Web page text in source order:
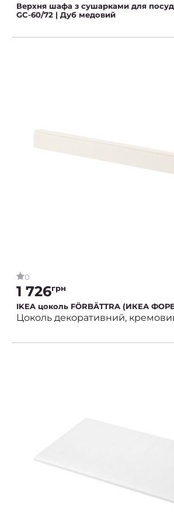
Верхня шафа з сушарками для
GC-60/72 | Дуб медовий
0
1 726грн
IKEA цоколь FÖRBÄTTRA (ИКЕА
Цоколь декоративний,